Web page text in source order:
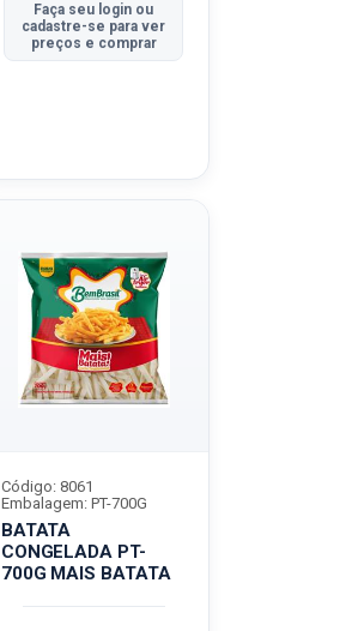
Faça seu login ou
cadastre-se para ver
preços e comprar
BATATA
CONGELADA PT-
700G MAIS BATATA
Código: 8061
Embalagem: PT-700G